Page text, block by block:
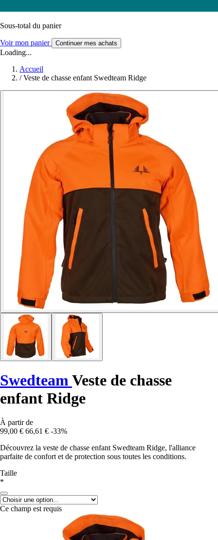
Sous-total du panier
Voir mon panier Continuer mes achats
Loading...
Accueil
/ Veste de chasse enfant Swedteam Ridge
Swedteam Veste de chasse
enfant Ridge
À partir de
99,00 € 66,61 € -33%
Découvrez la veste de chasse enfant Swedteam Ridge, l'alliance
parfaite de confort et de protection sous toutes les conditions.
Taille
*
Ce champ est requis